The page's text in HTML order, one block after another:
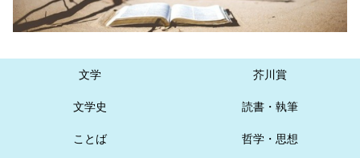
文学 芥川賞
文学史 読書・執筆
ことば 哲学・思想